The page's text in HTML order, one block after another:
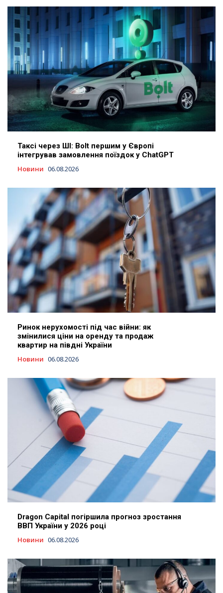
Таксі через ШІ: Bolt першим у Європі
інтегрував замовлення поїздок у ChatGPT
Новини 06.08.2026
Ринок нерухомості під час війни: як
змінилися ціни на оренду та продаж
квартир на півдні України
Новини 06.08.2026
Dragon Capital погіршила прогноз зростання
ВВП України у 2026 році
Новини 06.08.2026